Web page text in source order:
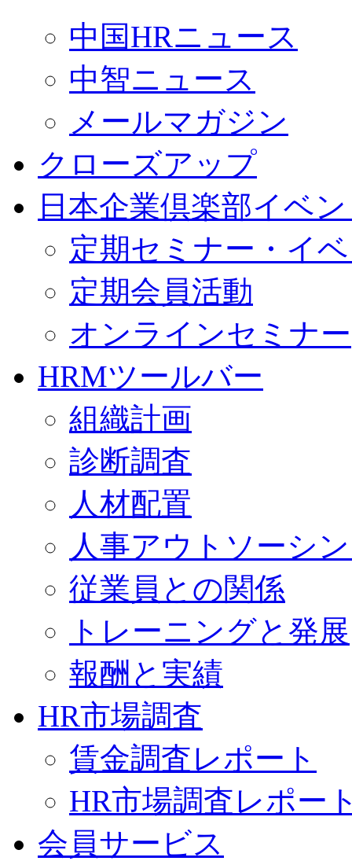
中国HRニュース
中智ニュース
メールマガジン
クローズアップ
日本企業倶楽部イベ
定期セミナー・イ
定期会員活動
オンラインセミナー
HRMツールバー
組織計画
診断調査
人材配置
人事アウトソーシ
従業員との関係
トレーニングと発展
報酬と実績
HR市場調査
賃金調査レポート
HR市場調査レポー
会員サービス